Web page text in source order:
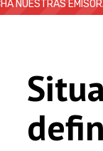
NUESTRAS